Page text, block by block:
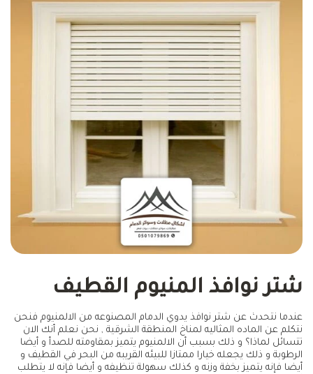
شتر نوافذ المنيوم القطيف
عندما نتحدث عن شتر نوافذ يدوي الدمام المصنوعه من الالمنيوم فنحن
نتكلم عن الماده المثاليه لمناخ المنطقة الشرقية , نحن نعلم أنك الان
تتسائل لماذا؟ و ذلك بسبب أن الالمنيوم يتميز بمقاومته للصدأ و أيضا
الرطوبة و ذلك يجعله خيارا ممتازا للبيئه القريبه من البحر في القطيف و
أيضا فإنه يتميز بخفة وزنه و كذلك سهولة تنظيفه و أيضا فإنه لا يتطلب